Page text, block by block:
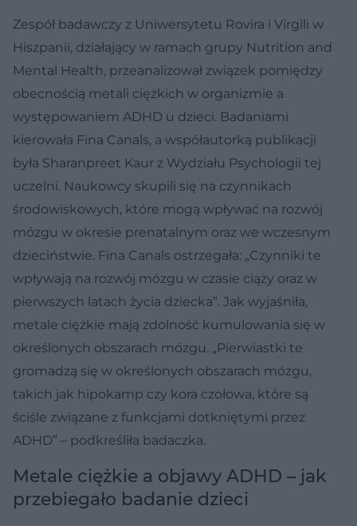
Zespół badawczy z Uniwersytetu Rovira i Virgili w
Hiszpanii, działający w ramach grupy Nutrition and
Mental Health, przeanalizował związek pomiędzy
obecnością metali ciężkich w organizmie a
występowaniem ADHD u dzieci. Badaniami
kierowała Fina Canals, a współautorką publikacji
była Sharanpreet Kaur z Wydziału Psychologii tej
uczelni. Naukowcy skupili się na czynnikach
środowiskowych, które mogą wpływać na rozwój
mózgu w okresie prenatalnym oraz we wczesnym
dzieciństwie. Fina Canals ostrzegała: „Czynniki te
wpływają na rozwój mózgu w czasie ciąży oraz w
pierwszych latach życia dziecka”. Jak wyjaśniła,
metale ciężkie mają zdolność kumulowania się w
określonych obszarach mózgu. „Pierwiastki te
gromadzą się w określonych obszarach mózgu,
takich jak hipokamp czy kora czołowa, które są
ściśle związane z funkcjami dotkniętymi przez
ADHD” – podkreśliła badaczka.
Metale ciężkie a objawy ADHD – jak
przebiegało badanie dzieci